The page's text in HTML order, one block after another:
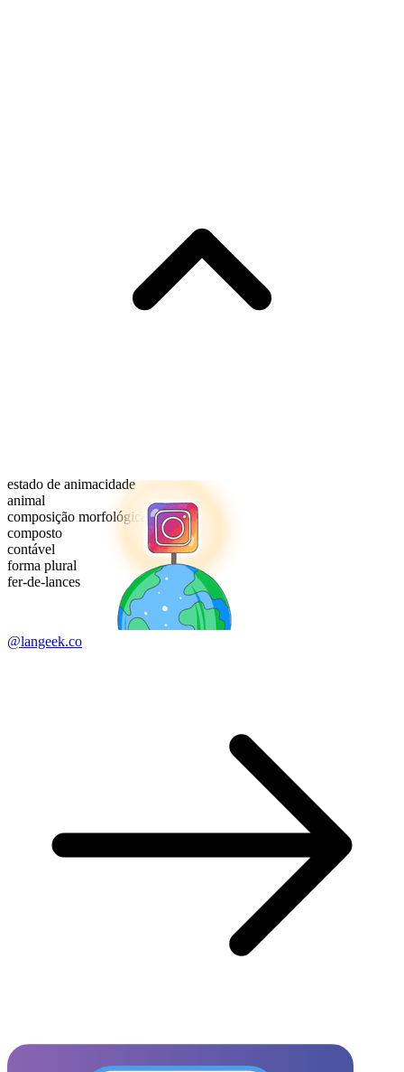
estado de animacidade
animal
composição morfológica
composto
contável
forma plural
fer-de-lances
@langeek.co